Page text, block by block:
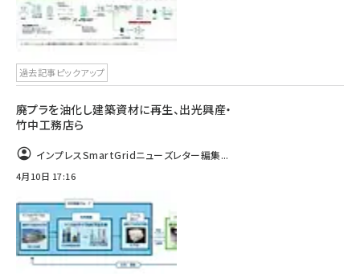
過去記事ピックアップ
廃プラを油化し建築資材に再生、出光興産・
竹中工務店ら
インプレスSmartGridニューズレター編集...
4月10日 17:16